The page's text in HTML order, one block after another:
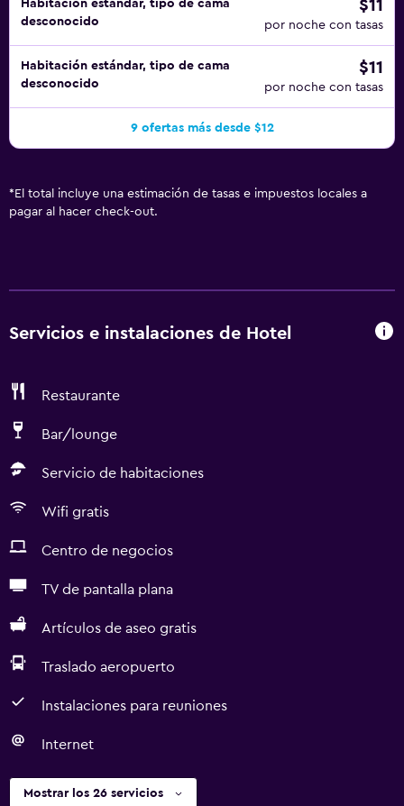
Habitación estándar, tipo de cama
desconocido
$11
por noche con tasas
Habitación estándar, tipo de cama
desconocido
$11
por noche con tasas
9 ofertas más desde $12
* El total incluye una estimación de tasas e impuestos locales a
pagar al hacer check-out.
Servicios e instalaciones de Hotel
Restaurante
Bar/lounge
Servicio de habitaciones
Wifi gratis
Centro de negocios
TV de pantalla plana
Artículos de aseo gratis
Traslado aeropuerto
Instalaciones para reuniones
Internet
Mostrar los 26 servicios